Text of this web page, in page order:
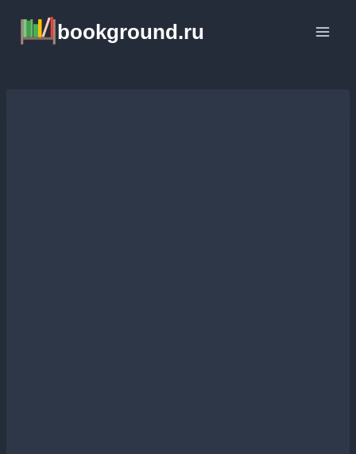
содержимому
bookground.ru